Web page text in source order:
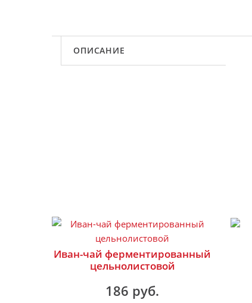
ОПИСАНИЕ
Иван-чай ферментированный
цельнолистовой
186 руб.